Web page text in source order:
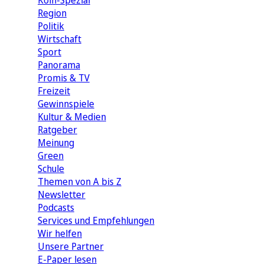
Region
Politik
Wirtschaft
Sport
Panorama
Promis & TV
Freizeit
Gewinnspiele
Kultur & Medien
Ratgeber
Meinung
Green
Schule
Themen von A bis Z
Newsletter
Podcasts
Services und Empfehlungen
Wir helfen
Unsere Partner
E-Paper lesen